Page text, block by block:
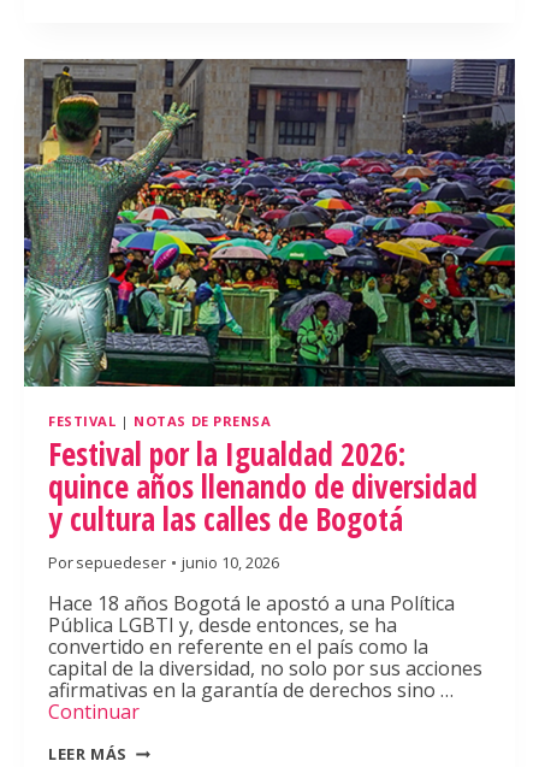
BENEFICIADAS
EN
JORNADA
DISTRITAL
EN
DISTRITO
DIVERSO
–
LA
PLAYA
FESTIVAL | NOTAS DE PRENSA
Festival por la Igualdad 2026:
quince años llenando de diversidad
y cultura las calles de Bogotá
Porsepuedeser junio 10, 2026
Hace 18 años Bogotá le apostó a una Política
Pública LGBTI y, desde entonces, se ha
convertido en referente en el país como la
capital de la diversidad, no solo por sus acciones
afirmativas en la garantía de derechos sino …
Continuar
LEER MÁS FESTIVAL